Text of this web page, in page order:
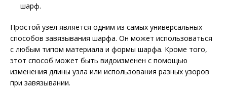
шарф.
Простой узел является одним из самых универсальных
способов завязывания шарфа. Он может использоваться
с любым типом материала и формы шарфа. Кроме того,
этот способ может быть видоизменен с помощью
изменения длины узла или использования разных узоров
при завязывании.